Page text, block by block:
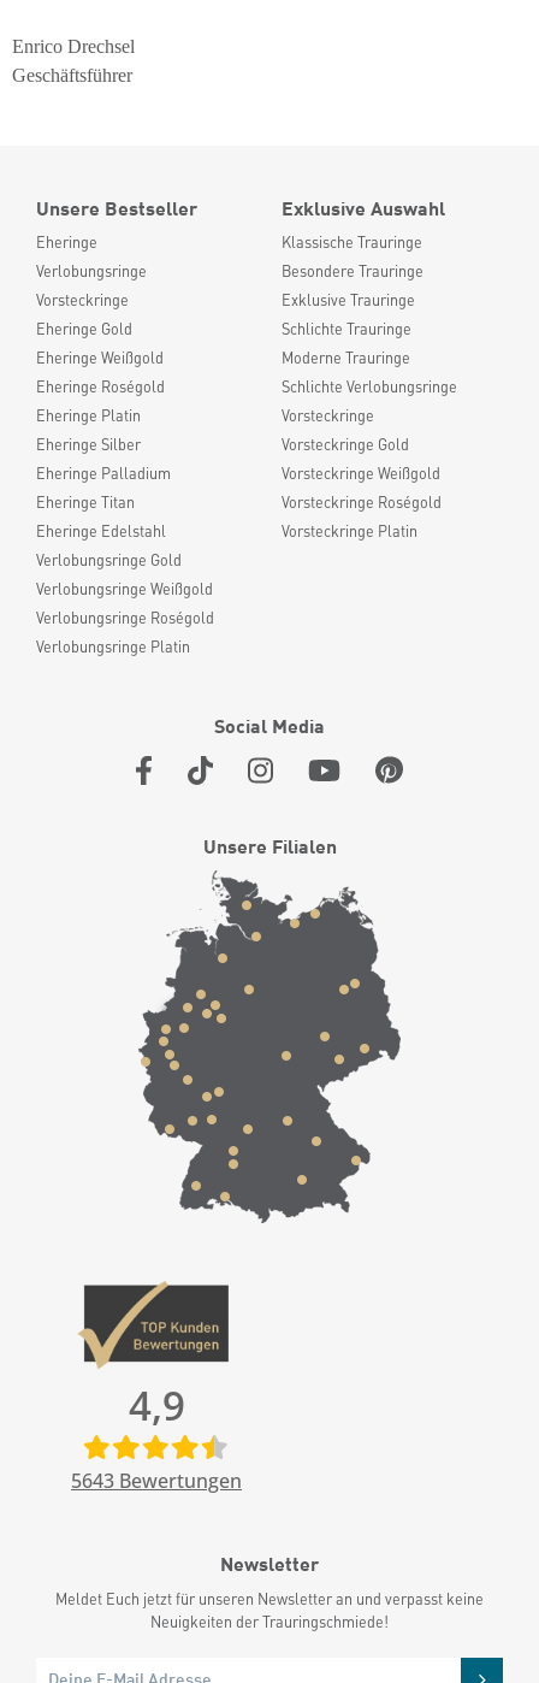
Enrico Drechsel
Geschäftsführer
Unsere Bestseller
Eheringe
Verlobungsringe
Vorsteckringe
Eheringe Gold
Eheringe Weißgold
Eheringe Roségold
Eheringe Platin
Eheringe Silber
Eheringe Palladium
Eheringe Titan
Eheringe Edelstahl
Verlobungsringe Gold
Verlobungsringe Weißgold
Verlobungsringe Roségold
Verlobungsringe Platin
Exklusive Auswahl
Klassische Trauringe
Besondere Trauringe
Exklusive Trauringe
Schlichte Trauringe
Moderne Trauringe
Schlichte Verlobungsringe
Vorsteckringe
Vorsteckringe Gold
Vorsteckringe Weißgold
Vorsteckringe Roségold
Vorsteckringe Platin
Social Media
Unsere Filialen
4,9
5643 Bewertungen
Newsletter
Meldet Euch jetzt für unseren Newsletter an und verpasst keine
Neuigkeiten der Trauringschmiede!